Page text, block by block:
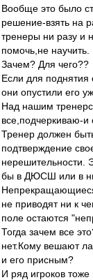
Вообще это было
решение-взять на
тренеры ни разу и
помочь,не научить.
Зачем? Для чего??
Если для поднятия
они опустили его
Над нашим
все,подчеркиваю-и
Тренер должен
подтверждение
нерешительности.
бы в ДЮСШ или в
не приводят ни к
поле остаются
Тогда зачем все
нет.Кому вешают
и его присным?
И ряд игроков тоже